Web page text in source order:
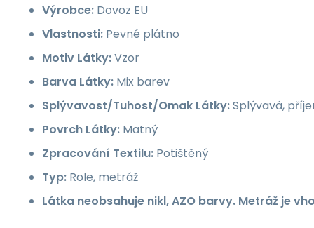
Výrobce: Dovoz EU
Vlastnosti: Pevné plátno
Motiv Látky:Vzor
Barva Látky: Mix barev
Splývavost/Tuhost/Omak Látky:Splývavá,
Povrch Látky: Matný
Zpracování Textilu: Potištěný
Typ: Role, metráž
Látka neobsahuje nikl, AZO barvy. Metráž je